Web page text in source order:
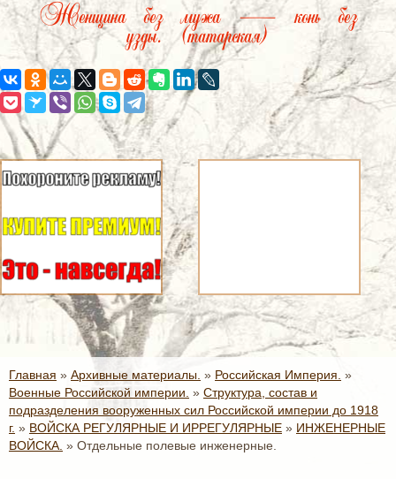
Женщина без мужа — конь без
узды. (татарская)
Главная » Архивные материалы. » Российская Империя. »
Военные Российской империи. » Структура, состав и
подразделения вооруженных сил Российской империи до 1918
г. » ВОЙСКА РЕГУЛЯРНЫЕ И ИРРЕГУЛЯРНЫЕ » ИНЖЕНЕРНЫЕ
ВОЙСКА. » Отдельные полевые инженерные.